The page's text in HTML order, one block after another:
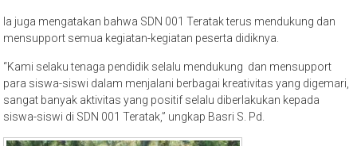
Ia juga mengatakan bahwa SDN 001 Teratak terus mendukung dan
mensupport semua kegiatan-kegiatan peserta didiknya.
“Kami selaku tenaga pendidik selalu mendukung dan mensupport
para siswa-siswi dalam menjalani berbagai kreativitas yang digemari,
sangat banyak aktivitas yang positif selalu diberlakukan kepada
siswa-siswi di SDN 001 Teratak,” ungkap Basri S. Pd.